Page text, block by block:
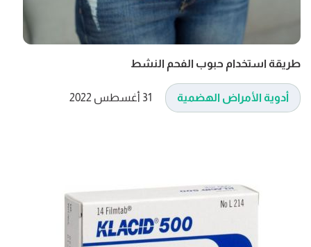
طريقة استخدام حبوب الفحم النشط
أدوية الأمراض الهضمية 31 أغسطس 2022